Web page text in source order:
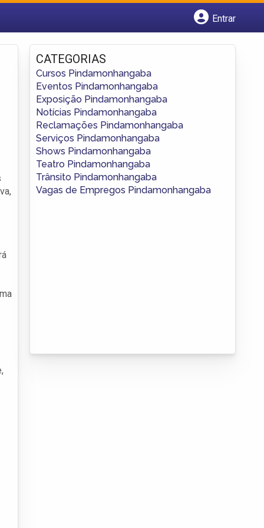
Entrar
Fazer login
Criar conta
CATEGORIAS
Cursos Pindamonhangaba
Eventos Pindamonhangaba
Exposição Pindamonhangaba
Notícias Pindamonhangaba
Reclamações Pindamonhangaba
Serviços Pindamonhangaba
Shows Pindamonhangaba
Teatro Pindamonhangaba
Trânsito Pindamonhangaba
Vagas de Empregos Pindamonhangaba